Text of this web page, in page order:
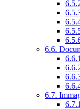
6.6.
6.7.